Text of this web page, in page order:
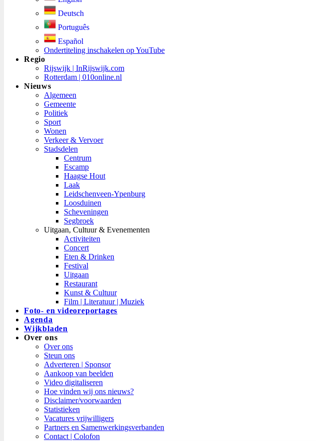
Deutsch
Português
Español
Ondertiteling inschakelen op YouTube
Regio
Rijswijk | InRijswijk.com
Rotterdam | 010online.nl
Nieuws
Algemeen
Gemeente
Politiek
Sport
Wonen
Verkeer & Vervoer
Stadsdelen
Centrum
Escamp
Haagse Hout
Laak
Leidschenveen-Ypenburg
Loosduinen
Scheveningen
Segbroek
Uitgaan, Cultuur & Evenementen
Activiteiten
Concert
Eten & Drinken
Festival
Uitgaan
Restaurant
Kunst & Cultuur
Film | Literatuur | Muziek
Foto- en videoreportages
Agenda
Wijkbladen
Over ons
Over ons
Steun ons
Adverteren | Sponsor
Aankoop van beelden
Video digitaliseren
Hoe vinden wij ons nieuws?
Disclaimer/voorwaarden
Statistieken
Vacatures vrijwilligers
Partners en Samenwerkingsverbanden​
Contact | Colofon